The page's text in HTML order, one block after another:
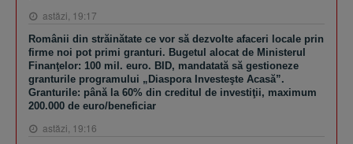
astăzi, 19:17
Românii din străinătate ce vor să dezvolte afaceri locale prin
firme noi pot primi granturi. Bugetul alocat de Ministerul
Finanţelor: 100 mil. euro. BID, mandatată să gestioneze
granturile programului „Diaspora Investeşte Acasă”.
Granturile: până la 60% din creditul de investiţii, maximum
200.000 de euro/beneficiar
astăzi, 19:16